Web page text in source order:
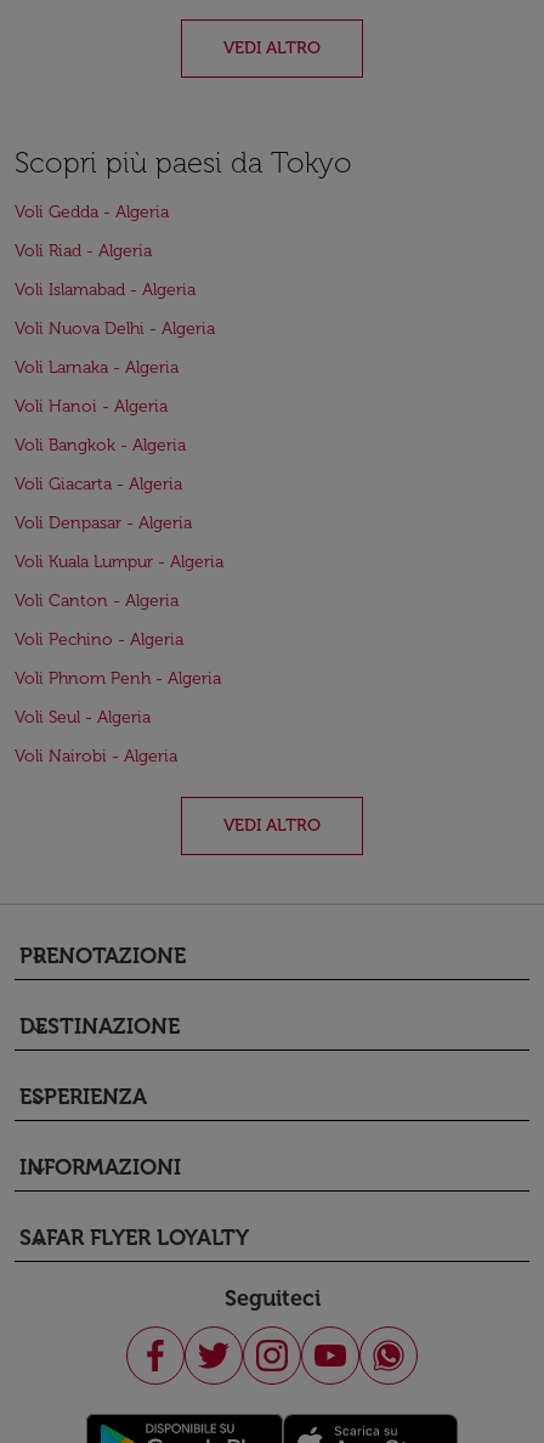
VEDI ALTRO
Scopri più paesi da Tokyo
Voli Gedda - Algeria
Voli Riad - Algeria
Voli Islamabad - Algeria
Voli Nuova Delhi - Algeria
Voli Larnaka - Algeria
Voli Hanoi - Algeria
Voli Bangkok - Algeria
Voli Giacarta - Algeria
Voli Denpasar - Algeria
Voli Kuala Lumpur - Algeria
Voli Canton - Algeria
Voli Pechino - Algeria
Voli Phnom Penh - Algeria
Voli Seul - Algeria
Voli Nairobi - Algeria
VEDI ALTRO
PRENOTAZIONE
keyboard_arrow_down
DESTINAZIONE
keyboard_arrow_down
ESPERIENZA
keyboard_arrow_down
INFORMAZIONI
keyboard_arrow_down
SAFAR FLYER LOYALTY
keyboard_arrow_down
Seguiteci